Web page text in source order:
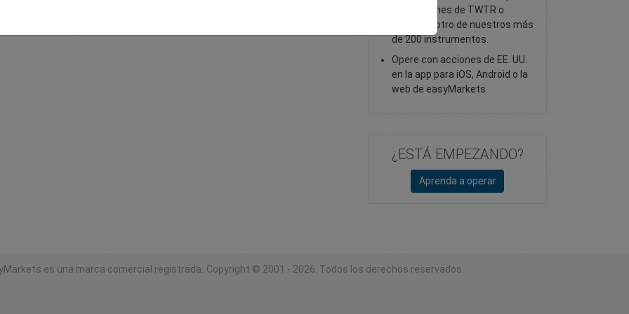
con acciones de TWTR o
cualquier otro de nuestros más
de 200 instrumentos.
Opere con acciones de EE. UU.
en la app para iOS, Android o la
web de easyMarkets.
¿ESTÁ EMPEZANDO?
Aprenda a operar
es una marca comercial registrada. Copyright © 2001 - 2026. Todos los derechos reservados.